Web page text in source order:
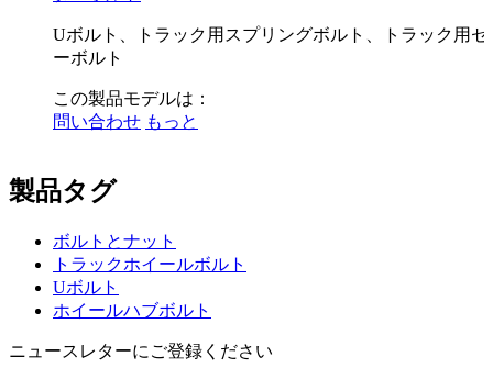
Uボルト、トラック用スプリングボルト、トラック用セ
ーボルト
この製品モデルは：
問い合わせ もっと
製品タグ
ボルトとナット
トラックホイールボルト
Uボルト
ホイールハブボルト
ニュースレターにご登録ください